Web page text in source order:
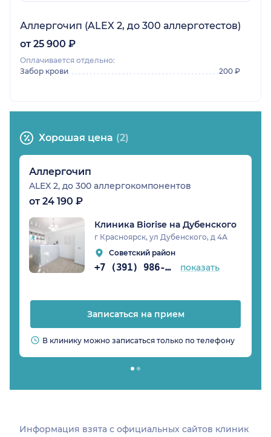
Аллергочип (ALEX 2, до 300 аллерготестов)
от 25 900 ₽
Оплачивается отдельно:
Забор крови
200 ₽
Хорошая цена (2)
Аллергочип
ALEX 2, до 300 аллергокомпонентов
от 24 190 ₽
Клиника Biorise на Дубенского
г Красноярск, ул Дубенского, д 4А
Советский район
+7 (391) 986-03-40 показать
Записаться на прием
В клинику можно записаться только по телефону
Информация взята c официальных сайтов клиник